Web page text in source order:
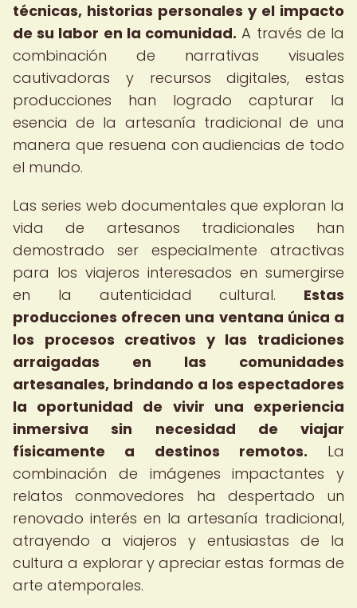
técnicas, historias personales y el impacto
de su labor en la comunidad. A través de la
combinación de narrativas visuales
cautivadoras y recursos digitales, estas
producciones han logrado capturar la
esencia de la artesanía tradicional de una
manera que resuena con audiencias de todo
el mundo.
Las series web documentales que exploran la
vida de artesanos tradicionales han
demostrado ser especialmente atractivas
para los viajeros interesados en sumergirse
en la autenticidad cultural. Estas
producciones ofrecen una ventana única a
los procesos creativos y las tradiciones
arraigadas en las comunidades
artesanales, brindando a los espectadores
la oportunidad de vivir una experiencia
inmersiva sin necesidad de viajar
físicamente a destinos remotos. La
combinación de imágenes impactantes y
relatos conmovedores ha despertado un
renovado interés en la artesanía tradicional,
atrayendo a viajeros y entusiastas de la
cultura a explorar y apreciar estas formas de
arte atemporales.